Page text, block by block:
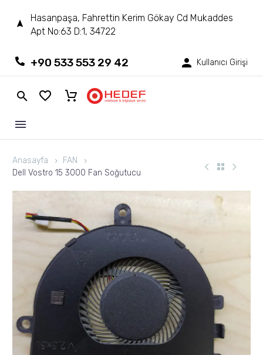
Hasanpaşa, Fahrettin Kerim Gökay Cd Mukaddes
Apt No:63 D:1, 34722
+90 533 553 29 42 Kullanıcı Girişi
Anasayfa
FAN
Dell Vostro 15 3000 Fan Soğutucu